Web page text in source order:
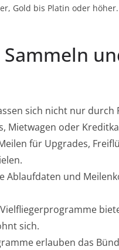
Gold bis Platin oder
sich nicht nur durch
Mietwagen oder
für Upgrades,
Ablaufdaten und
sich.
erlauben das